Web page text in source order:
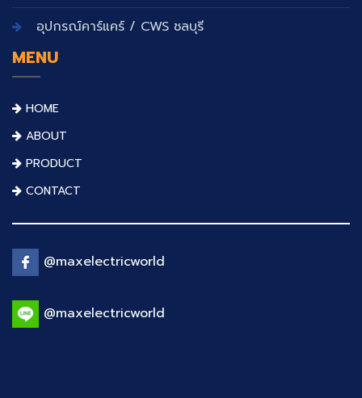
อุปกรณ์คาร์แคร์ / CWS ชลบุรี
MENU
HOME
ABOUT
PRODUCT
CONTACT
@maxelectricworld
@maxelectricworld